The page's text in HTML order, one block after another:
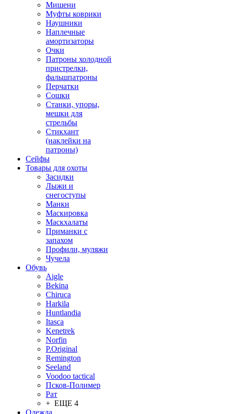
Мишени
Муфты коврики
Наушники
Наплечные
амортизаторы
Очки
Патроны холодной
пристрелки,
фальшпатроны
Перчатки
Сошки
Станки, упоры,
мешки для
стрельбы
Стикхант
(наклейки на
патроны)
Сейфы
Товары для охоты
Засидки
Лыжи и
снегоступы
Манки
Маскировка
Маскхалаты
Приманки с
запахом
Профили, муляжи
Чучела
Обувь
Aigle
Bekina
Chiruсa
Harkila
Huntlandia
Itasca
Kenetrek
Norfin
P.Original
Remington
Seeland
Voodoo tactical
Псков-Полимер
Рат
+ ЕЩЕ 4
Одежда